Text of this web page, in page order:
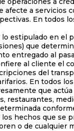
a servicios
En todos
lo estipulado en
que
entregado al
al cliente
del
En todos
que
restaurantes,
los hechos que
o de